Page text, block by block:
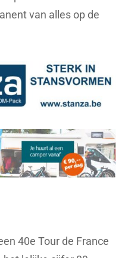
van alles op de
40e Tour de France